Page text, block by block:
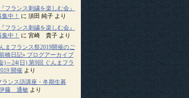
フランス刺繍を楽しむ会』
中！
に 須田 純子 より
フランス刺繍を楽しむ会』
中！
に 宮崎 貴子 より
まフランス祭2019開催のご
橋日記» ブログアーカイブ
)～24(日) 第9回 ぐんまフラ
開催 より
ランス語講座・冬期生募
藤 通敏 より